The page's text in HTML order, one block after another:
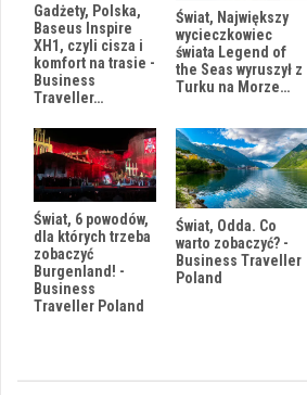
Gadżety, Polska,
Baseus Inspire
XH1, czyli cisza i
komfort na trasie -
Business
Traveller…
Świat, Największy
wycieczkowiec
świata Legend of
the Seas wyruszył z
Turku na Morze…
Świat, 6 powodów,
dla których trzeba
zobaczyć
Burgenland! -
Business
Traveller Poland
Świat, Odda. Co
warto zobaczyć? -
Business Traveller
Poland